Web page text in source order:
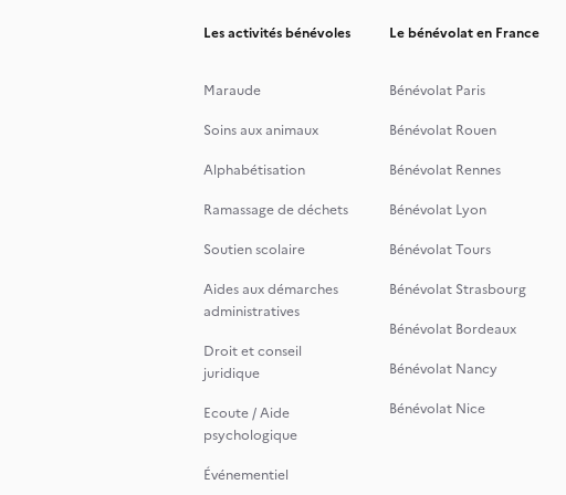
Les activités bénévoles
Maraude
Soins aux animaux
Alphabétisation
Ramassage de déchets
Soutien scolaire
Aides aux démarches
administratives
Droit et conseil
juridique
Ecoute / Aide
psychologique
Événementiel
Le bénévolat en France
Bénévolat Paris
Bénévolat Rouen
Bénévolat Rennes
Bénévolat Lyon
Bénévolat Tours
Bénévolat Strasbourg
Bénévolat Bordeaux
Bénévolat Nancy
Bénévolat Nice